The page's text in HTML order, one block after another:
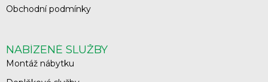
Obchodní podmínky
NABÍZENÉ SLUŽBY
Montáž nábytku